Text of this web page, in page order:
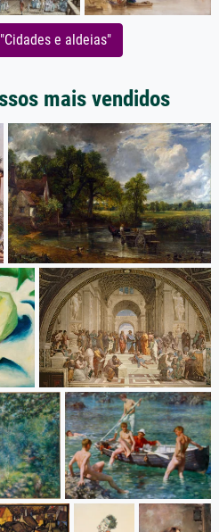
e aldeias"
mais vendidos